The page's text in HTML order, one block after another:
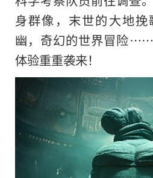
身群像，末世的大地
幽，奇幻的世界冒险
体验重重袭来！